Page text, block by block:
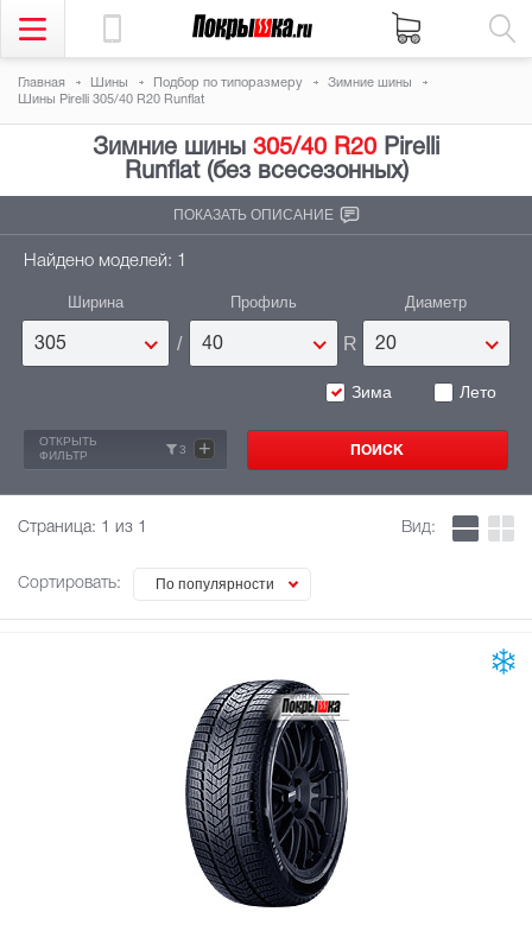
Главная Шины Подбор по типоразмеру
Зимние шины
Шины Pirelli 305/40 R20 Runflat
Зимние шины 305/40 R20 Pirelli
Runflat (без всесезонных)
ПОКАЗАТЬ ОПИСАНИЕ
Найдено моделей: 1
Ширина
305 /
Профиль
40 R
Диаметр
20
Зима Лето
ОТКРЫТЬ
ФИЛЬТР
3 +
Страница: 1 из 1
Сортировать: По популярности
Вид: